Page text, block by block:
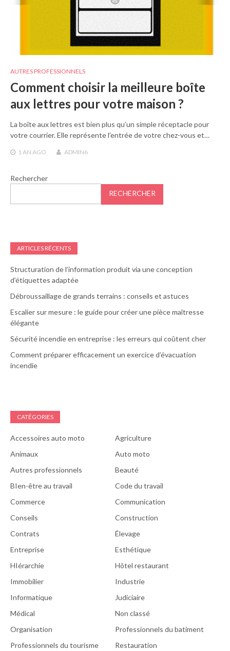
AUTRES PROFESSIONNELS
Comment choisir la meilleure boîte
aux lettres pour votre maison ?
La boîte aux lettres est bien plus qu’un simple réceptacle pour
votre courrier. Elle représente l’entrée de votre chez-vous et…
1 AN AGO ADMIN6
Rechercher
RECHERCHER
ARTICLES RÉCENTS
Structuration de l’information produit via une conception
d’étiquettes adaptée
Débroussaillage de grands terrains : conseils et astuces
Escalier sur mesure : le guide pour créer une pièce maîtresse
élégante
Sécurité incendie en entreprise : les erreurs qui coûtent cher
Comment préparer efficacement un exercice d’évacuation
incendie
CATÉGORIES
Accessoires auto moto
Agriculture
Animaux
Auto moto
Autres professionnels
Beauté
BIen-être au travail
Code du travail
Commerce
Communication
Conseils
Construction
Contrats
Élevage
Entreprise
Esthétique
HIérarchie
Hôtel restaurant
Immobilier
Industrie
Informatique
Judiciaire
Médical
Non classé
Organisation
Professionnels du batiment
Professionnels du tourisme
Restauration